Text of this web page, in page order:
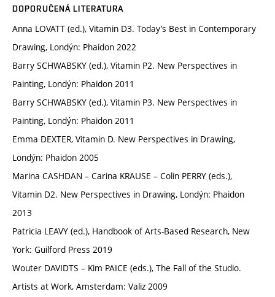
DOPORUČENÁ LITERATURA
Anna LOVATT (ed.), Vitamin D3. Today’s Best in Contemporary
Drawing, Londýn: Phaidon 2022
Barry SCHWABSKY (ed.), Vitamin P2. New Perspectives in
Painting, Londýn: Phaidon 2011
Barry SCHWABSKY (ed.), Vitamin P3. New Perspectives in
Painting, Londýn: Phaidon 2011
Emma DEXTER, Vitamin D. New Perspectives in Drawing,
Londýn: Phaidon 2005
Marina CASHDAN – Carina KRAUSE – Colin PERRY (eds.),
Vitamin D2. New Perspectives in Drawing, Londýn: Phaidon
2013
Patricia LEAVY (ed.), Handbook of Arts-Based Research, New
York: Guilford Press 2019
Wouter DAVIDTS – Kim PAICE (eds.), The Fall of the Studio.
Artists at Work, Amsterdam: Valiz 2009